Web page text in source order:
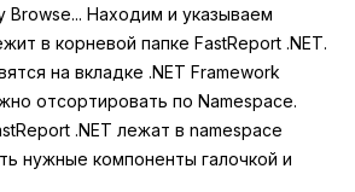
Browse... Находим и указываем
в корневой папке FastReport .NET.
на вкладке .NET Framework
отсортировать по Namespace.
.NET лежат в namespace
нужные компоненты галочкой и